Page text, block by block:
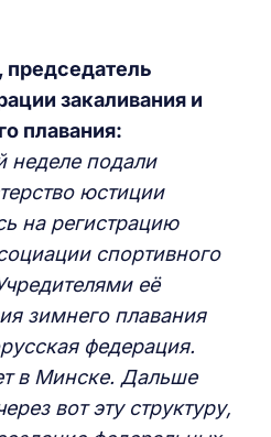
закаливания и
плавания:
неделе подали
юстиции
на регистрацию
спортивного
её
зимнего плавания
федерация.
в Минске. Дальше
вот эту структуру,